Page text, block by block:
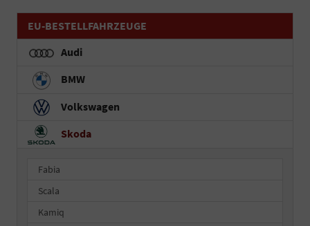
EU-BESTELLFAHRZEUGE
Audi
BMW
Volkswagen
Skoda
Fabia
Scala
Kamiq